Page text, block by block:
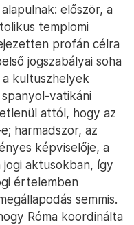
először, a
templomi
profán célra
jogszabályai soha
a kultuszhelyek
vatikáni
attól, hogy az
harmadszor, az
képviselője, a
aktusokban, így
értelemben
semmis.
Róma koordinálta